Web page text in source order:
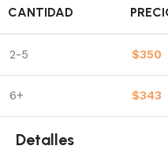
CANTIDAD
2-5 $350
6+ $343
Detalles